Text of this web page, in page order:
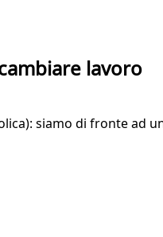
lavoro
siamo di fronte ad